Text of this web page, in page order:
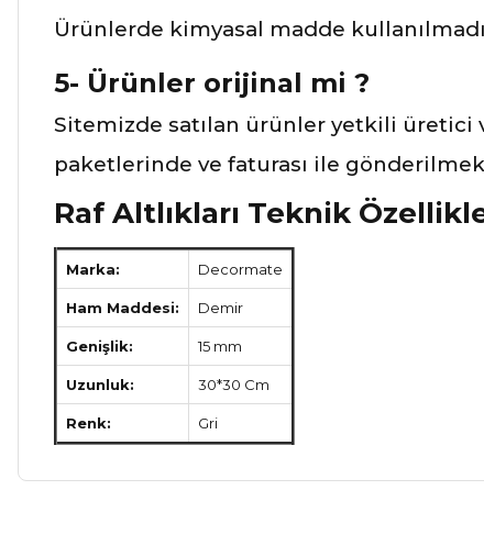
Ürünlerde kimyasal madde
5- Ürünler orijinal mi ?
Sitemizde satılan ürünler yetkili üretici
paketlerinde ve faturası ile
Raf Altlıkları Teknik
Marka: Decormate
Ham Maddesi: Demir
Genişlik: 15 mm
Uzunluk: 30*30 Cm
Renk: Gri